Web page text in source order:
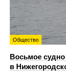
Общество
Восьмое
в